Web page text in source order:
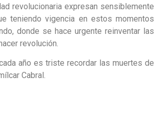
revolucionaria expresan sensiblemente
teniendo vigencia en estos momentos
donde se hace urgente reinventar las
revolución.
año es triste recordar las muertes de
Cabral.